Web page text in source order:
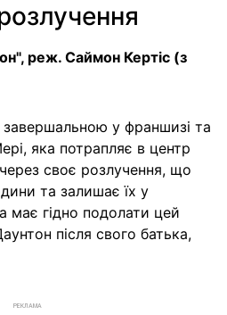
реж. Саймон Кертіс (з
у франшизі та
яка потрапляє в центр
своє розлучення, що
та залишає їх у
має гідно подолати цей
після свого батька,
РЕКЛАМА